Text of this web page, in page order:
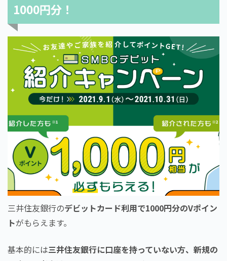
1000円分！
三井住友銀行のデビットカード利用で1000円分のVポイン
トがもらえます。
基本的には三井住友銀行に口座を持っていない方、新規の